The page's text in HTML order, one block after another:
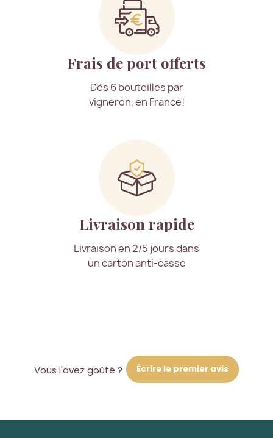
Frais de port offerts
Dès 6 bouteilles par
vigneron, en France!
Livraison rapide
Livraison en 2/5 jours dans
un carton anti-casse
Vous l'avez goûté ? Écrire le premier avis